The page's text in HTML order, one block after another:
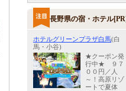
長野県の宿・ホテル
ホテルグリーンプラザ白馬(白
馬・小谷)
★クーポン発
行中★ ９７
００円／人
～！高原リゾ
ートで夏体